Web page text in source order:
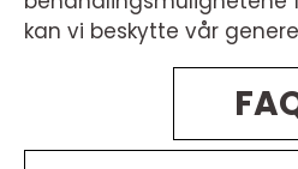
kan vi beskytte vår